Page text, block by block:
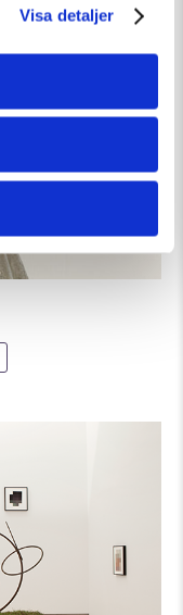
Visa detaljer